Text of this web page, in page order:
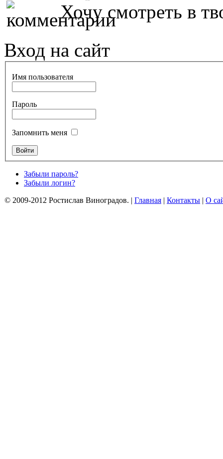
Хочу смотреть в
Вход на сайт
Имя пользователя
Пароль
Запомнить меня
Забыли пароль?
Забыли логин?
© 2009-2012 Ростислав Виноградов. | Главная | Контакты | О